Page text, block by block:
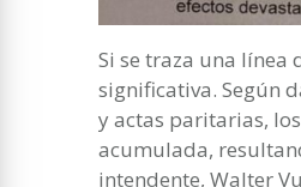
Si se traza una
significativa. Según
y actas paritarias,
acumulada,
intendente, Walter